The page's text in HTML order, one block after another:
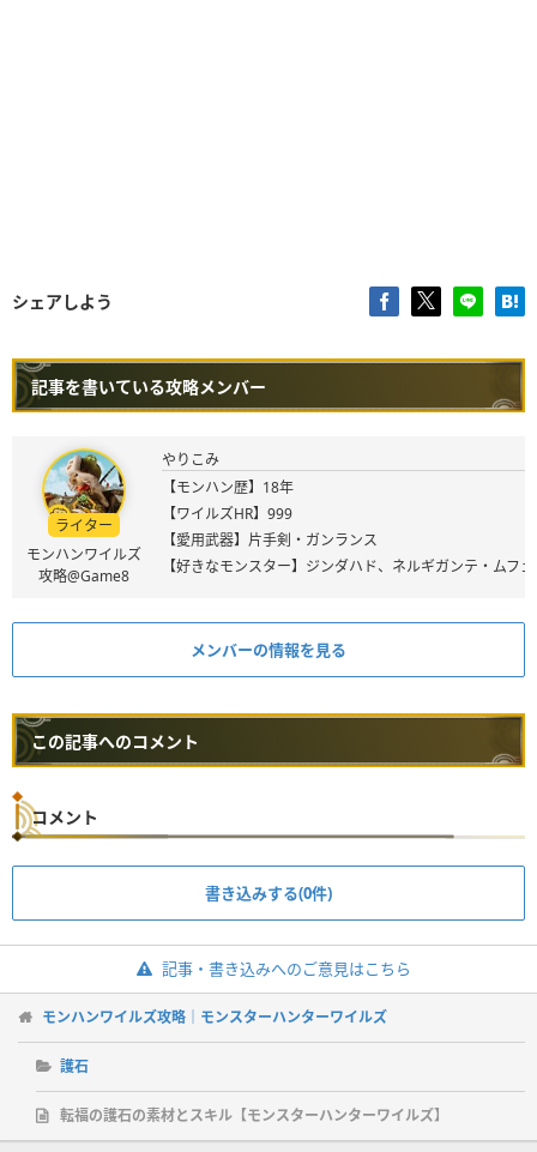
シェアしよう
記事を書いている攻略メンバー
ライター
モンハンワイルズ
攻略@Game8
やりこみ
【モンハン歴】18年
【ワイルズHR】999
【愛用武器】片手剣・ガンランス
【好きなモンスター】ジンダハド、ネルギガンテ・ムフ
メンバーの情報を見る
この記事へのコメント
コメント
書き込みする(0件)
記事・書き込みへのご意見はこちら
モンハンワイルズ攻略｜モンスターハンターワイルズ
護石
転福の護石の素材とスキル【モンスターハンターワイルズ】